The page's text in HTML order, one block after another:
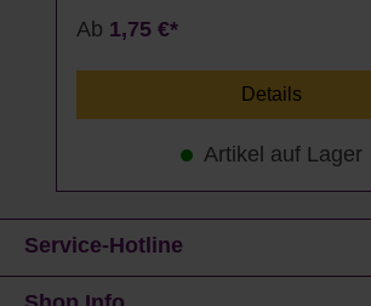
Ab 1,75 €*
Details
Artikel auf Lager
Service-Hotline